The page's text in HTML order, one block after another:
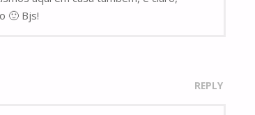
🙂 Bjs!
REPLY